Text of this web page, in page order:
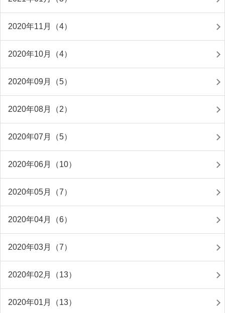
2020年11月（4）
2020年10月（4）
2020年09月（5）
2020年08月（2）
2020年07月（5）
2020年06月（10）
2020年05月（7）
2020年04月（6）
2020年03月（7）
2020年02月（13）
2020年01月（13）